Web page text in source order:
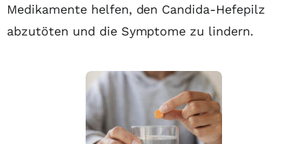
Medikamente helfen, den Candida-Hefepilz
abzutöten und die Symptome zu lindern.